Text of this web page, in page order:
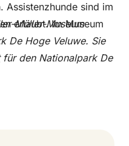
Assistenzhunde sind im
erlaubt. Im Museum
Müller-Museum
De Hoge Veluwe. Sie
für den Nationalpark De